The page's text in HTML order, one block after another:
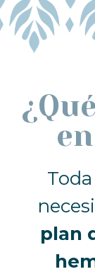
plan